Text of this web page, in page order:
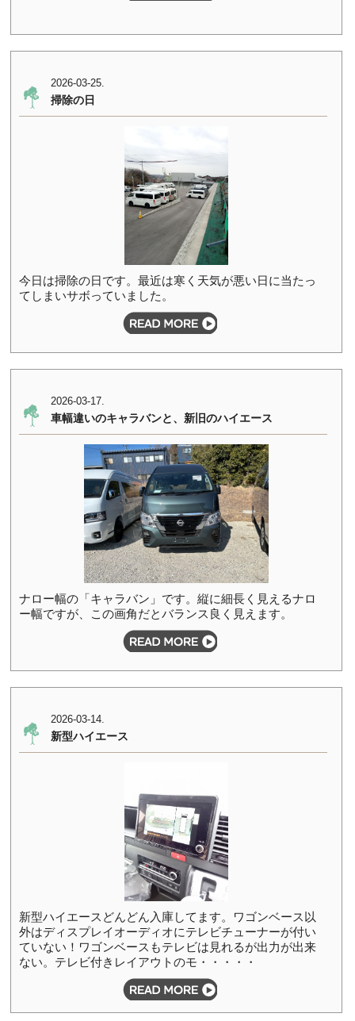
2026-03-25.
掃除の日
今日は掃除の日です。最近は寒く天気が悪い日に当たっ
てしまいサボっていました。
2026-03-17.
車幅違いのキャラバンと、新旧のハイエース
ナロー幅の「キャラバン」です。縦に細長く見えるナロ
ー幅ですが、この画角だとバランス良く見えます。
2026-03-14.
新型ハイエース
新型ハイエースどんどん入庫してます。ワゴンベース以
外はディスプレイオーディオにテレビチューナーが付い
ていない！ワゴンベースもテレビは見れるが出力が出来
ない。テレビ付きレイアウトのモ・・・・・